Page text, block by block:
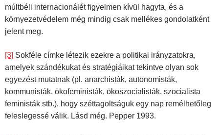
múltbéli internacionálét figyelmen kívül hagyta, és a
környezetvédelem még mindig csak mellékes gondolatként
jelent meg.
[3] Sokféle címke létezik ezekre a politikai irányzatokra,
amelyek szándékukat és stratégiáikat tekintve olyan sok
egyezést mutatnak (pl. anarchisták, autonomisták,
kommunisták, ökofeministák, ökoszocialisták, szocialista
feministák stb.), hogy széttagoltságuk egy nap remélhetőleg
feleslegessé válik. Lásd még. Pepper 1993.